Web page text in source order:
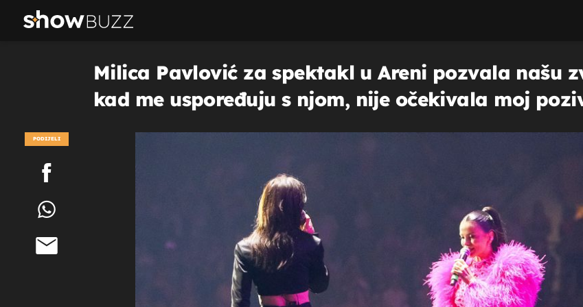
Milica Pavlović za spektakl u Areni pozvala našu
kad me uspoređuju s njom, nije očekivala moj
PODIJELI